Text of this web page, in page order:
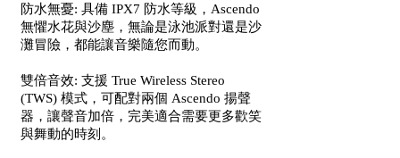
防水無憂: 具備 IPX7 防水等級，Ascendo
無懼水花與沙塵，無論是泳池派對還是沙
灘冒險，都能讓音樂隨您而動。
雙倍音效: 支援 True Wireless Stereo
(TWS) 模式，可配對兩個 Ascendo 揚聲
器，讓聲音加倍，完美適合需要更多歡笑
與舞動的時刻。